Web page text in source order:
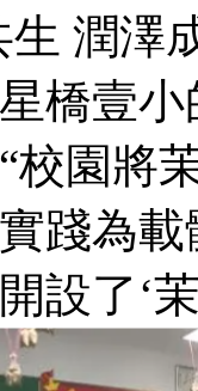
潤澤成
橋壹
“校園將
踐為
開設了